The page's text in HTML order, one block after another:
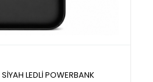
LEDLİ POWERBANK